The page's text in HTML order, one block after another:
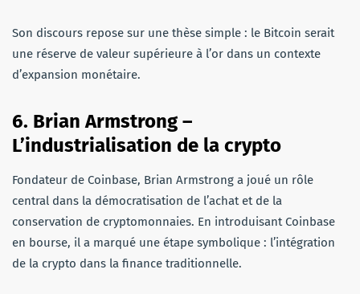
Son discours repose sur une thèse simple : le Bitcoin serait
une réserve de valeur supérieure à l’or dans un contexte
d’expansion monétaire.
6. Brian Armstrong –
L’industrialisation de la crypto
Fondateur de Coinbase, Brian Armstrong a joué un rôle
central dans la démocratisation de l’achat et de la
conservation de cryptomonnaies. En introduisant Coinbase
en bourse, il a marqué une étape symbolique : l’intégration
de la crypto dans la finance traditionnelle.